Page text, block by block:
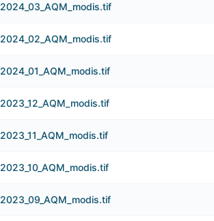
2024_03_AQM_modis.tif
2024_02_AQM_modis.tif
2024_01_AQM_modis.tif
2023_12_AQM_modis.tif
2023_11_AQM_modis.tif
2023_10_AQM_modis.tif
2023_09_AQM_modis.tif